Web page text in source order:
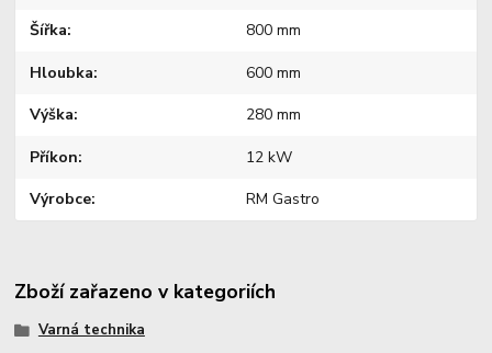
Šířka 800 mm
Hloubka 600 mm
Výška 280 mm
Příkon 12 kW
Výrobce RM Gastro
Zboží zařazeno v kategoriích
Varná technika